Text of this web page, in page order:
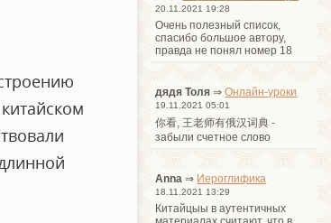
20.11.2021 19:28
Очень полезный список,
спасибо большое автору,
правда не понял номер 18
дядя Толя ⇒Онлайн-уроки
19.11.2021 05:01
你看, 王老师有俄汉词典 -
забыли счетное слово
Anna ⇒ Иероглифика
18.11.2021 13:29
Китайцыы в аутентичных